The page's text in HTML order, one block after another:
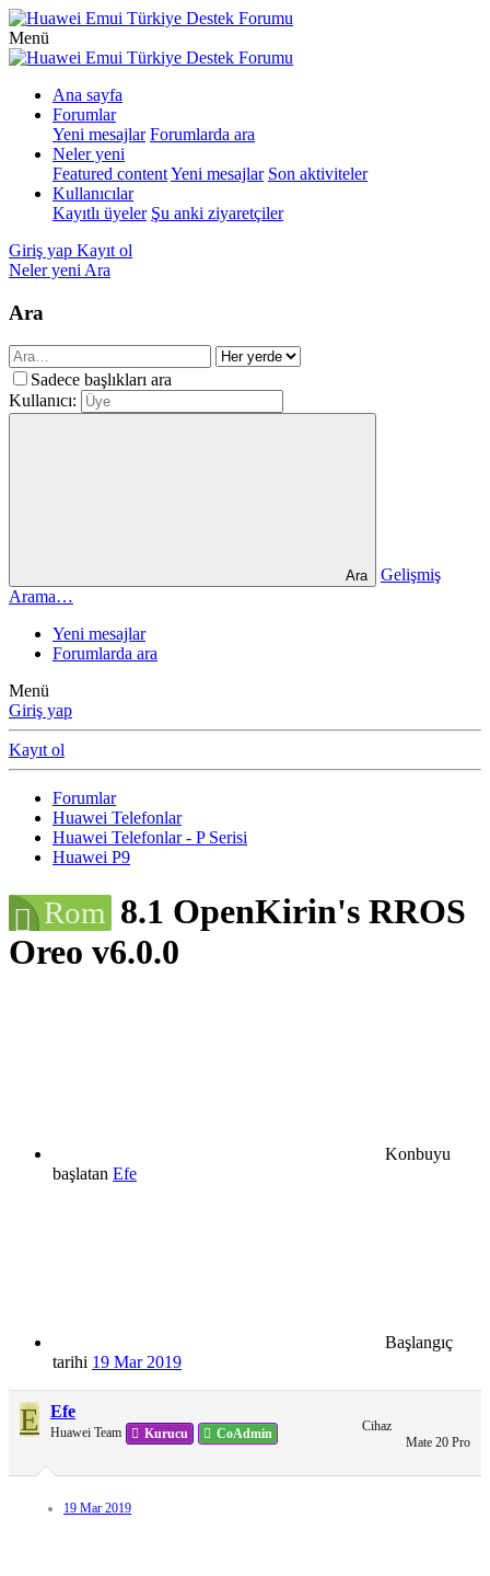
Menü
Ana sayfa
Forumlar
Yeni mesajlar Forumlarda ara
Neler yeni
Featured contentYeni mesajlar Son aktiviteler
Kullanıcılar
Kayıtlı üyeler Şu anki ziyaretçiler
Giriş yap Kayıt ol
Neler yeni Ara
Ara
Sadece başlıkları ara
Kullanıcı:
Ara
Gelişmiş
Arama…
Yeni mesajlar
Forumlarda ara
Menü
Giriş yap
Kayıt ol
Forumlar
Huawei Telefonlar
Huawei Telefonlar - P Serisi
Huawei P9
Rom 8.1 OpenKirin's RROS
Oreo v6.0.0
Konbuyu
başlatan Efe
Başlangıç
tarihi 19 Mar 2019
E Efe
Huawei Team Kurucu CoAdmin
Cihaz
Mate 20 Pro
19 Mar 2019